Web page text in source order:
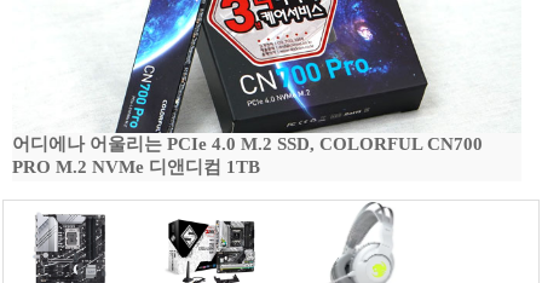
어디에나 어울리는 PCIe 4.0 M.2 SSD, COLORFUL CN700
PRO M.2 NVMe 디앤디컴 1TB